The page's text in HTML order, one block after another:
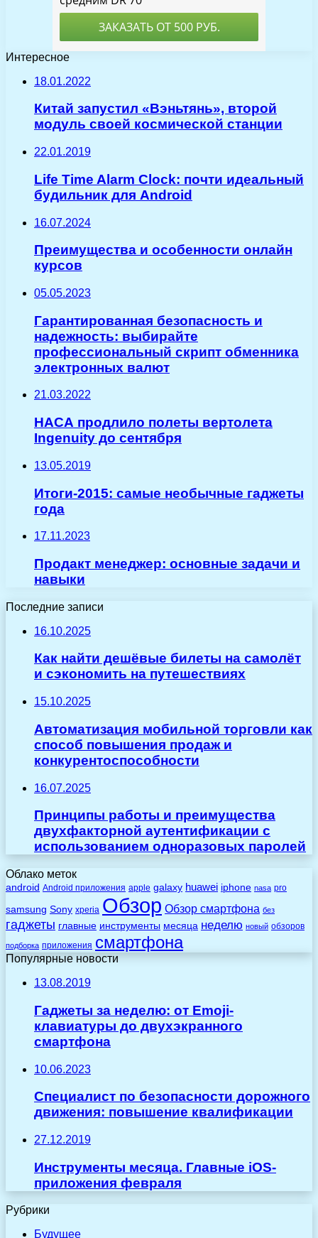
Интересное
18.01.2022
Китай запустил «Вэньтянь», второй
модуль своей космической станции
22.01.2019
Life Time Alarm Clock: почти идеальный
будильник для Android
16.07.2024
Преимущества и особенности онлайн
курсов
05.05.2023
Гарантированная безопасность и
надежность: выбирайте
профессиональный скрипт обменника
электронных валют
21.03.2022
НАСА продлило полеты вертолета
Ingenuity до сентября
13.05.2019
Итоги-2015: самые необычные гаджеты
года
17.11.2023
Продакт менеджер: основные задачи и
навыки
Последние записи
16.10.2025
Как найти дешёвые билеты на самолёт
и сэкономить на путешествиях
15.10.2025
Автоматизация мобильной торговли как
способ повышения продаж и
конкурентоспособности
16.07.2025
Принципы работы и преимущества
двухфакторной аутентификации с
использованием одноразовых паролей
Облако меток
android Android приложения apple galaxy huawei iphone nasa pro
samsung Sony xperia Обзор Обзор смартфона без
гаджеты главные инструменты месяца неделю новый обзоров
подборка приложения смартфона
Популярные новости
13.08.2019
Гаджеты за неделю: от Emoji-
клавиатуры до двухэкранного
смартфона
10.06.2023
Специалист по безопасности дорожного
движения: повышение квалификации
27.12.2019
Инструменты месяца. Главные iOS-
приложения февраля
Рубрики
Будущее